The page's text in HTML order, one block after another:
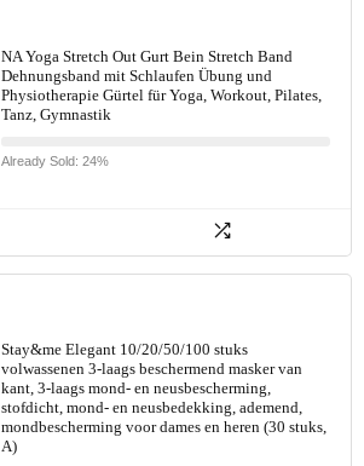
NA Yoga Stretch Out Gurt Bein Stretch Band
Dehnungsband mit Schlaufen Übung und
Physiotherapie Gürtel für Yoga, Workout, Pilates,
Tanz, Gymnastik
Already Sold: 24%
Stay&me Elegant 10/20/50/100 stuks
volwassenen 3-laags beschermend masker van
kant, 3-laags mond- en neusbescherming,
stofdicht, mond- en neusbedekking, ademend,
mondbescherming voor dames en heren (30 stuks,
A)